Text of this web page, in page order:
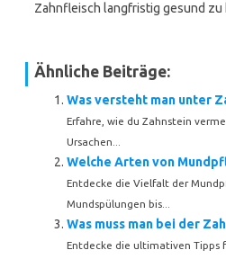
Zahnfleisch langfristig gesund zu
Ähnliche Beiträge:
Was versteht man unter
Erfahre, wie du Zahnstein
Ursachen...
Welche Arten von
Entdecke die Vielfalt der
Mundspülungen bis...
Was muss man bei der
Entdecke die ultimativen Tipps